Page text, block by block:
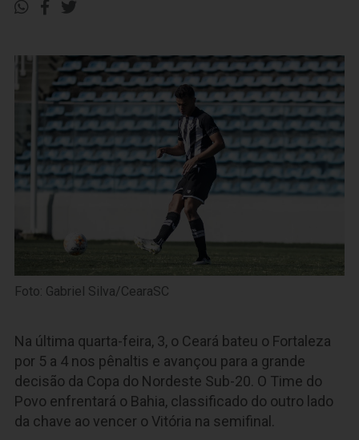
Foto: Gabriel Silva/CearaSC
Na última quarta-feira, 3, o Ceará bateu o Fortaleza
por 5 a 4 nos pênaltis e avançou para a grande
decisão da Copa do Nordeste Sub-20. O Time do
Povo enfrentará o Bahia, classificado do outro lado
da chave ao vencer o Vitória na semifinal.